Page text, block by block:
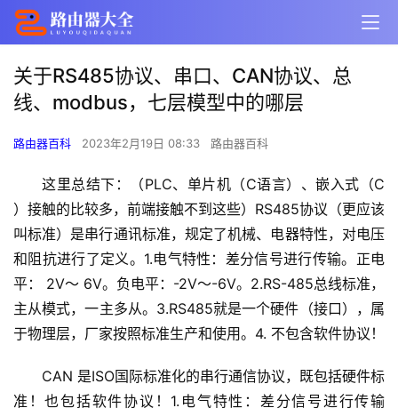
关于RS485协议、串口、CAN协议、总
线、modbus，七层模型中的哪层
路由器百科 2023年2月19日 08:33 路由器百科
这里总结下：（PLC、单片机（C语言）、嵌入式（C
）接触的比较多，前端接触不到这些）RS485协议（更应该
叫标准）是串行通讯标准，规定了机械、电器特性，对电压
和阻抗进行了定义。1.电气特性：差分信号进行传输。正电
平： 2V～ 6V。负电平：-2V～-6V。2.RS-485总线标准，
主从模式，一主多从。3.RS485就是一个硬件（接口），属
于物理层，厂家按照标准生产和使用。4. 不包含软件协议！
CAN 是ISO国际标准化的串行通信协议，既包括硬件标
准！也包括软件协议！1.电气特性：差分信号进行传输